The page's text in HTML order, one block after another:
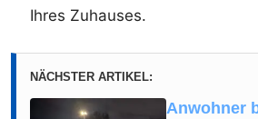
Ihres Zuhauses.
NÄCHSTER ARTIKEL:
Anwohner